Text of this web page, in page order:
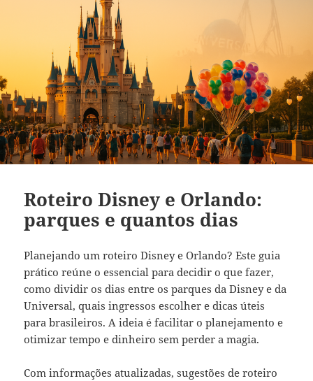
Roteiro Disney e Orlando:
parques e quantos dias
Planejando um roteiro Disney e Orlando? Este guia
prático reúne o essencial para decidir o que fazer,
como dividir os dias entre os parques da Disney e da
Universal, quais ingressos escolher e dicas úteis
para brasileiros. A ideia é facilitar o planejamento e
otimizar tempo e dinheiro sem perder a magia.
Com informações atualizadas, sugestões de roteiro